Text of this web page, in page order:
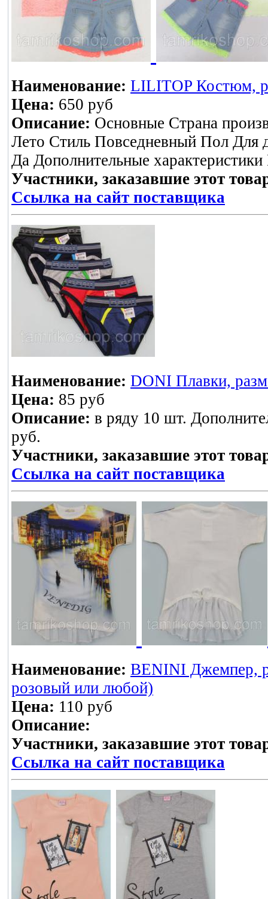
Наименование: LILITOP Костюм,
Цена: 650 руб
Описание: Основные Страна
Лето Стиль Повседневный Пол
Да Дополнительные
Участники, заказавшие этот
Ссылка на сайт поставщика
Наименование: DONI Плавки,
Цена: 85 руб
Описание: в ряду 10 шт.
руб.
Участники, заказавшие этот
Ссылка на сайт поставщика
Наименование: BENINI Джемпер,
розовый или любой)
Цена: 110 руб
Описание:
Участники, заказавшие этот
Ссылка на сайт поставщика